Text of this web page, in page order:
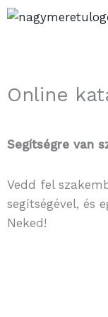
Skip
Online
Segítségre van
Vedd fel
segítségével, és
Neked!